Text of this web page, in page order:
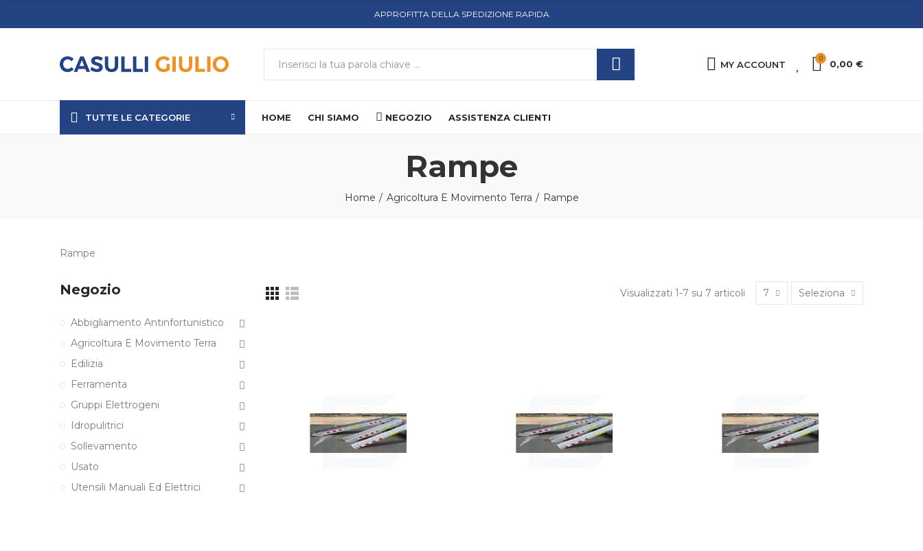
APPROFITTA DELLA SPEDIZIONE RAPIDA
MY ACCOUNT
0
0,00 €
TUTTE LE CATEGORIE HOME CHI SIAMO NEGOZIO ASSISTENZA CLIENTI
Rampe
Home Agricoltura E Movimento Terra Rampe
Rampe
Visualizzati 1-7 su 7 articoli 7 Seleziona
Negozio
Abbigliamento Antinfortunistico
Agricoltura E Movimento Terra
Edilizia
Ferramenta
Gruppi Elettrogeni
Idropulitrici
Sollevamento
Usato
Utensili Manuali Ed Elettrici